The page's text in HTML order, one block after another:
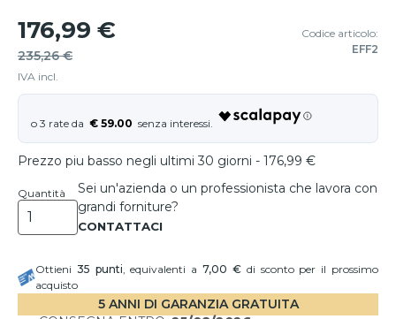
176,99 €
235,26 €
IVA incl.
Codice articolo:
EFF2
€ 59.00
Prezzo piu basso negli ultimi 30 giorni - 176,99 €
Quantità
Sei un'azienda o un professionista che lavora con
grandi forniture?
Ottieni 35 punti, equivalenti a7,00 €di sconto per il prossimo
acquisto
5 ANNI DI GARANZIA GRATUITA